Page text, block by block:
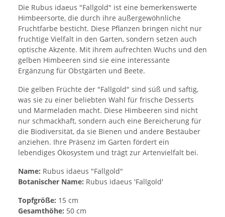
Die Rubus idaeus "Fallgold" ist eine bemerkenswerte
Himbeersorte, die durch ihre außergewöhnliche
Fruchtfarbe besticht. Diese Pflanzen bringen nicht nur
fruchtige Vielfalt in den Garten, sondern setzen auch
optische Akzente. Mit ihrem aufrechten Wuchs und den
gelben Himbeeren sind sie eine interessante
Ergänzung für Obstgärten und Beete.
Die gelben Früchte der "Fallgold" sind süß und saftig,
was sie zu einer beliebten Wahl für frische Desserts
und Marmeladen macht. Diese Himbeeren sind nicht
nur schmackhaft, sondern auch eine Bereicherung für
die Biodiversität, da sie Bienen und andere Bestäuber
anziehen. Ihre Präsenz im Garten fördert ein
lebendiges Ökosystem und trägt zur Artenvielfalt bei.
Name: Rubus idaeus "Fallgold"
Botanischer Name: Rubus idaeus 'Fallgold'
Topfgröße: 15 cm
Gesamthöhe: 50 cm